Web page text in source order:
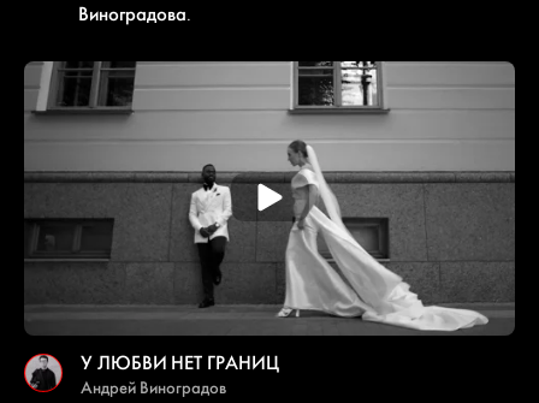
Виноградова.
У ЛЮБВИ НЕТ ГРАНИЦ
Андрей Виноградов